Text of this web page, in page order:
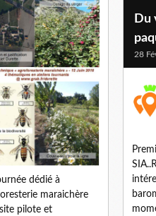
dédié à
maraichère
pilote et
Du
28